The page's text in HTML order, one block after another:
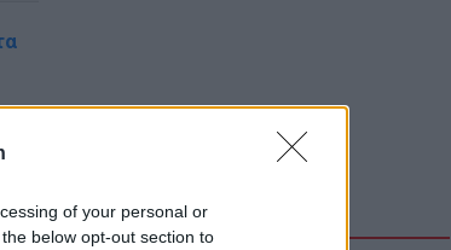
of your personal or
below opt-out section to